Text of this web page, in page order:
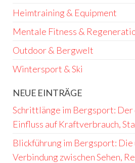
Heimtraining & Equipment
Mentale Fitness &
Outdoor & Bergwelt
Wintersport & Ski
NEUE EINTRÄGE
Schrittlänge im Bergsport:
Einfluss auf Kraftverbrauch,
Blickführung im Bergsport:
Verbindung zwischen Sehen,